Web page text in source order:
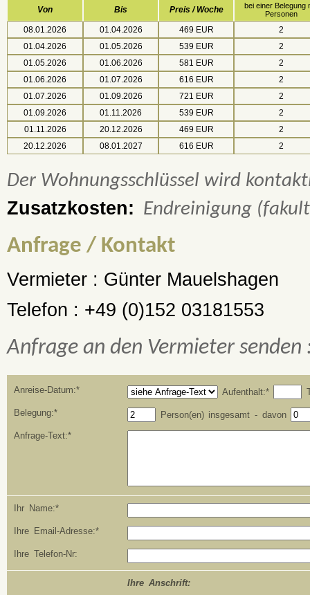
Von Bis Preis / Woche
bei einer Belegung
Personen
08.01.2026 01.04.2026 469 EUR
2
01.04.2026
01.05.2026 539 EUR
2
01.05.2026
01.06.2026 581 EUR
2
01.06.2026
01.07.2026 616 EUR
2
01.07.2026
01.09.2026 721 EUR
2
01.09.2026
01.11.2026 539 EUR
2
01.11.2026
20.12.2026 469 EUR
2
20.12.2026
08.01.2027 616 EUR 2
Der Wohnungsschlüssel wird
Zusatzkosten: Endreinigung
Anfrage / Kontakt
Vermieter : Günter Mauelshagen
Telefon : +49 (0)152 03181553
Anfrage an den Vermieter senden
Anreise-Datum:* Aufenthalt:*
Belegung:*
Person(en) insgesamt - davon
Anfrage-Text:*
Ihr Name:*
Ihre Email-Adresse:*
Ihre Telefon-Nr:
Ihre Anschrift: